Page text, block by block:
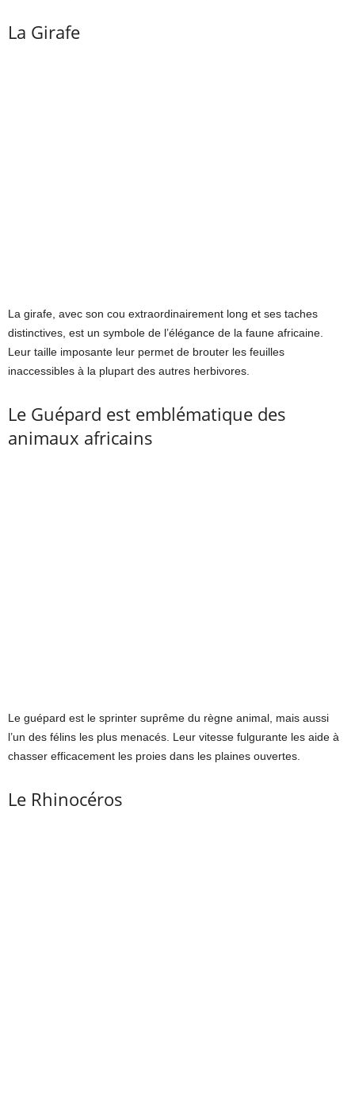
La Girafe
La girafe, avec son cou extraordinairement long et ses taches
distinctives, est un symbole de l’élégance de la faune africaine.
Leur taille imposante leur permet de brouter les feuilles
inaccessibles à la plupart des autres herbivores.
Le Guépard est emblématique des
animaux africains
Le guépard est le sprinter suprême du règne animal, mais aussi
l’un des félins les plus menacés. Leur vitesse fulgurante les aide à
chasser efficacement les proies dans les plaines ouvertes.
Le Rhinocéros